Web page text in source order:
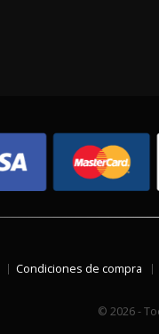
Condiciones de compra
© 2026 -